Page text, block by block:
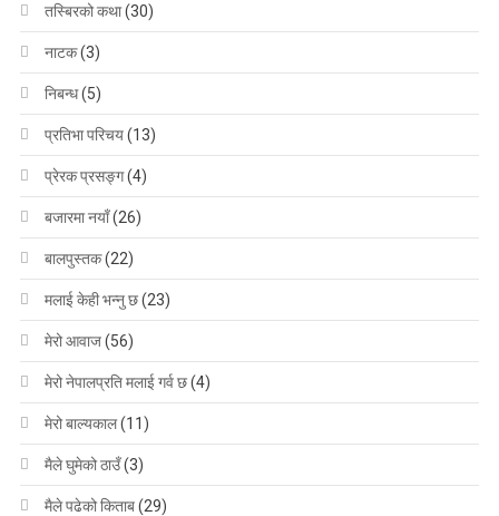
तस्बिरको कथा(30)
नाटक(3)
निबन्ध(5)
प्रतिभा परिचय(13)
प्रेरक प्रसङ्ग(4)
बजारमा नयाँ(26)
बालपुस्तक(22)
मलाई केही भन्नु छ(23)
मेरो आवाज(56)
मेरो नेपालप्रति मलाई गर्व छ(4)
मेरो बाल्यकाल(11)
मैले घुमेको ठाउँ(3)
मैले पढेको किताब(29)